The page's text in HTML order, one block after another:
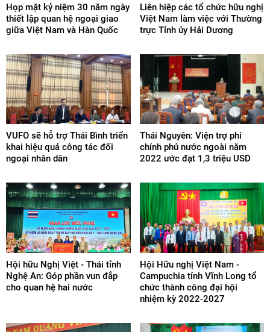
Họp mặt kỷ niệm 30 năm ngày
thiết lập quan hệ ngoại giao
giữa Việt Nam và Hàn Quốc
Liên hiệp các tổ chức hữu nghị
Việt Nam làm việc với Thường
trực Tỉnh ủy Hải Dương
VUFO sẽ hỗ trợ Thái Bình triển
khai hiệu quả công tác đối
ngoại nhân dân
Thái Nguyên: Viện trợ phi
chính phủ nước ngoài năm
2022 ước đạt 1,3 triệu USD
Hội hữu Nghị Việt - Thái tỉnh
Nghệ An: Góp phần vun đắp
cho quan hệ hai nước
Hội Hữu nghị Việt Nam -
Campuchia tỉnh Vĩnh Long tổ
chức thành công đại hội
nhiệm kỳ 2022-2027